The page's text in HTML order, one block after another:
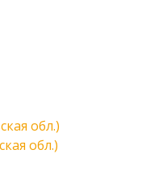
обл.)
обл.)